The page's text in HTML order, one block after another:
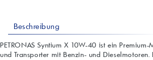
Beschreibung
PETRONAS Syntium X 10W-40 ist ein Premium-
und Transporter mit Benzin- und Dieselmotoren.